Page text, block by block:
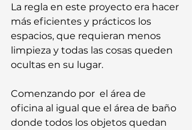
La regla en este proyecto era hacer
más eficientes y prácticos los
espacios, que requieran menos
limpieza y todas las cosas queden
ocultas en su lugar.
Comenzando por  el área de
oficina al igual que el área de baño
donde todos los objetos quedan